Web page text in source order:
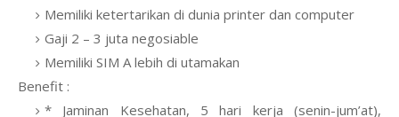
Memiliki ketertarikan di dunia printer dan computer
Gaji 2 – 3 juta negosiable
Memiliki SIM A lebih di utamakan
Benefit :
* Jaminan Kesehatan, 5 hari kerja (senin-jum’at),